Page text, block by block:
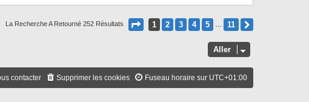
La Recherche A Retourné 252 Résultats Page 1Sur 11
1 2 3 4 5 11
Aller
Fuseau horaire sur UTC+01:00
Supprimer les cookies
contacter